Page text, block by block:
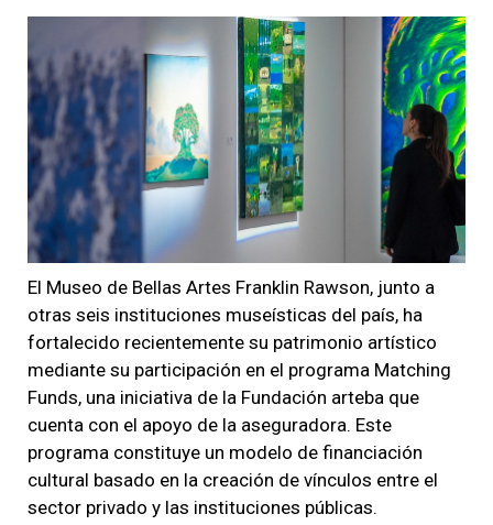
El Museo de Bellas Artes Franklin Rawson, junto a
otras seis instituciones museísticas del país, ha
fortalecido recientemente su patrimonio artístico
mediante su participación en el programa Matching
Funds, una iniciativa de la Fundación arteba que
cuenta con el apoyo de la aseguradora. Este
programa constituye un modelo de financiación
cultural basado en la creación de vínculos entre el
sector privado y las instituciones públicas.